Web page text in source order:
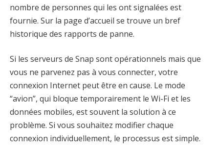
nombre de personnes qui les ont signalées est
fournie. Sur la page d’accueil se trouve un bref
historique des rapports de panne.
Si les serveurs de Snap sont opérationnels mais que
vous ne parvenez pas à vous connecter, votre
connexion Internet peut être en cause. Le mode
“avion”, qui bloque temporairement le Wi-Fi et les
données mobiles, est souvent la solution à ce
problème. Si vous souhaitez modifier chaque
connexion individuellement, le processus est simple.